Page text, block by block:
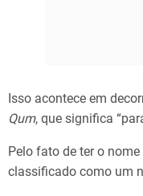
Isso acontece em
Qum, que significa
Pelo fato de ter o nome
classificado como um